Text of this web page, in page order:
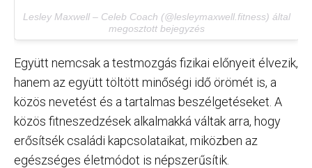
Lesley Maxwell – Celeb Coach (@lesleymaxwell.fitness) által
megosztott bejegyzés
Együtt nemcsak a testmozgás fizikai előnyeit élvezik,
hanem az együtt töltött minőségi idő örömét is, a
közös nevetést és a tartalmas beszélgetéseket. A
közös fitneszedzések alkalmakká váltak arra, hogy
erősítsék családi kapcsolataikat, miközben az
egészséges életmódot is népszerűsítik.